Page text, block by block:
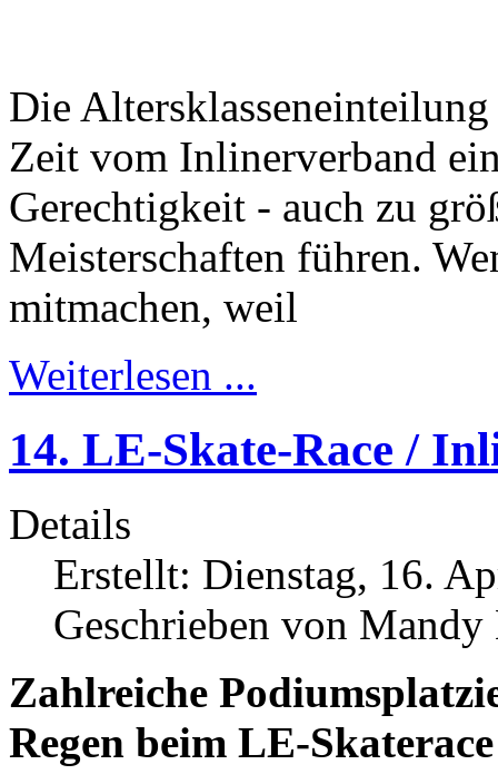
Die
Zeit vom Inlinerverband
Gerechtigkeit - auch zu
Meisterschaften führen.
mitmachen, weil
Weiterlesen ...
14. LE-Skate-Race /
Details
Erstellt: Dienstag, 16.
Geschrieben von Mandy
Zahlreiche
Regen beim LE-